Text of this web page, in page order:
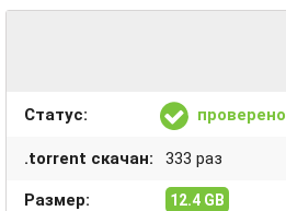
Статус: проверено
.torrent скачан: 333 раз
Размер: 12.4 GB